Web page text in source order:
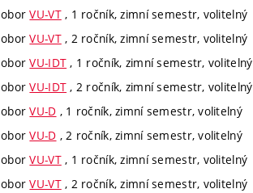
oborVU-VT, 1 ročník, zimní semestr, volitelný
oborVU-VT, 2 ročník, zimní semestr, volitelný
oborVU-IDT , 1 ročník, zimní semestr, volitelný
oborVU-IDT , 2 ročník, zimní semestr, volitelný
oborVU-D , 1 ročník, zimní semestr, volitelný
oborVU-D , 2 ročník, zimní semestr, volitelný
oborVU-VT, 1 ročník, zimní semestr, volitelný
oborVU-VT, 2 ročník, zimní semestr, volitelný